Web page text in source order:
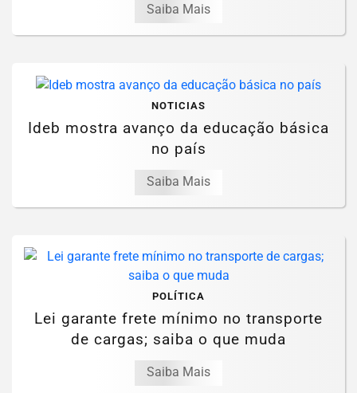
Saiba Mais
NOTICIAS
Ideb mostra avanço da educação básica
no país
Saiba Mais
POLÍTICA
Lei garante frete mínimo no transporte
de cargas; saiba o que muda
Saiba Mais